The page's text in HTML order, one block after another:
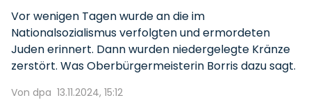
Vor wenigen Tagen wurde an die im
Nationalsozialismus verfolgten und ermordeten
Juden erinnert. Dann wurden niedergelegte Kränze
zerstört. Was Oberbürgermeisterin Borris dazu sagt.
Von dpa 13.11.2024, 15:12